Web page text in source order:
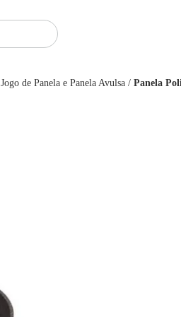
Jogo de Panela e Panela Avulsa / Panela